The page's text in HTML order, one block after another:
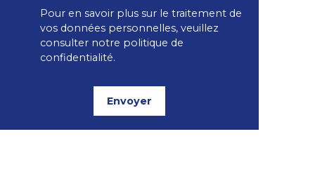
Pour en savoir plus sur le traitement de
vos données personnelles, veuillez
consulter notre politique de
confidentialité.
Envoyer